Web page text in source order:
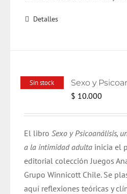
Detalles
Sin stock Sexo y
$ 10.000
El libroSexo y Psicoanálisis,
a la intimidad adulta inicia el
editorial colección Juegos
Grupo Winnicott Chile. Se
aquí reflexiones teóricas y